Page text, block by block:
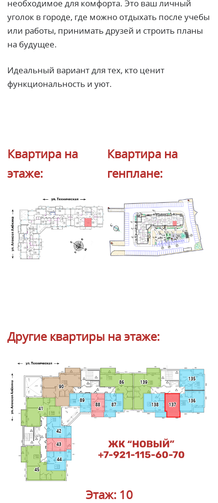
необходимое для комфорта. Это ваш личный
уголок в городе, где можно отдыхать после учебы
или работы, принимать друзей и строить планы
на будущее.
Идеальный вариант для тех, кто ценит
функциональность и уют.
Квартира на
этаже:
Квартира на
генплане:
Другие квартиры на этаже:
45
44
43
42
41
90
89
88 87
86 139
138 137
136
135
Этаж: 10